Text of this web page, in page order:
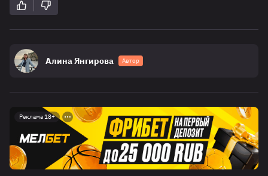
Алина Янгирова Автор
Реклама 18+